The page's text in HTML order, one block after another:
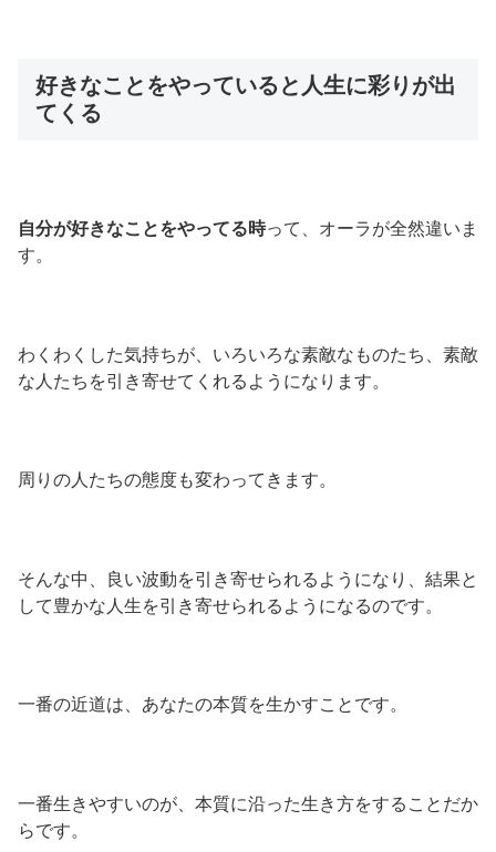
好きなことをやっていると人生に彩りが出
てくる
自分が好きなことをやってる時って、オーラが全然違いま
す。
わくわくした気持ちが、いろいろな素敵なものたち、素敵
な人たちを引き寄せてくれるようになります。
周りの人たちの態度も変わってきます。
そんな中、良い波動を引き寄せられるようになり、結果と
して豊かな人生を引き寄せられるようになるのです。
一番の近道は、あなたの本質を生かすことです。
一番生きやすいのが、本質に沿った生き方をすることだか
らです。